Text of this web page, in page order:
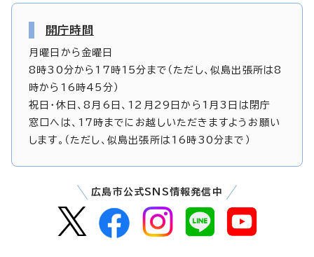
開庁時間
月曜日から金曜日
8時30分から17時15分まで（ただし、似島出張所は8
時から16時45分）
祝日・休日、8月6日、12月29日から1月3日は閉庁
窓口へは、17時までにお越しいただきますようお願い
します。（ただし、似島出張所は16時30分まで）
広島市公式SNS情報発信中